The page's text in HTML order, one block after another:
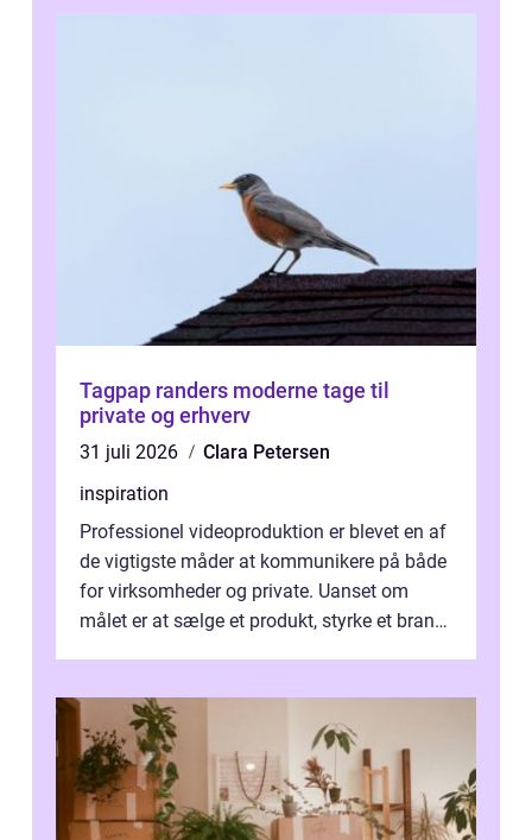
Tagpap randers moderne tage til
private og erhverv
31 juli 2026
Clara Petersen
inspiration
Professionel videoproduktion er blevet en af
de vigtigste måder at kommunikere på både
for virksomheder og private. Uanset om
målet er at sælge et produkt, styrke et brand,